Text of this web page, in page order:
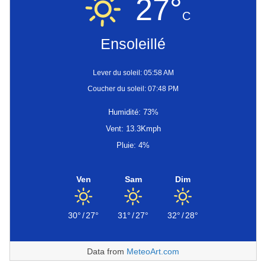
27°C
Ensoleillé
Lever du soleil: 05:58 AM
Coucher du soleil: 07:48 PM
Humidité: 73%
Vent: 13.3Kmph
Pluie: 4%
Ven
30°/27°
Sam
31°/27°
Dim
32°/28°
Data from MeteoArt.com